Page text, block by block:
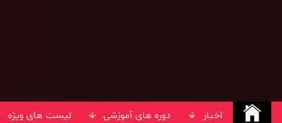
اخبار دوره های آموزشی لیست های ویژه